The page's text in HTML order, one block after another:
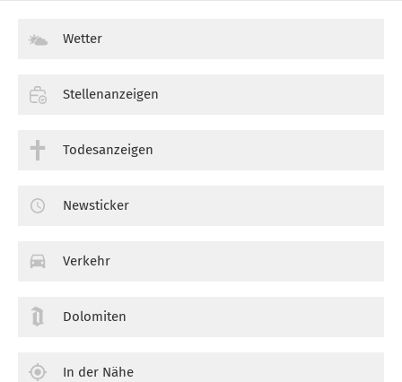
Wetter
Stellenanzeigen
Todesanzeigen
Newsticker
Verkehr
Dolomiten
In der Nähe